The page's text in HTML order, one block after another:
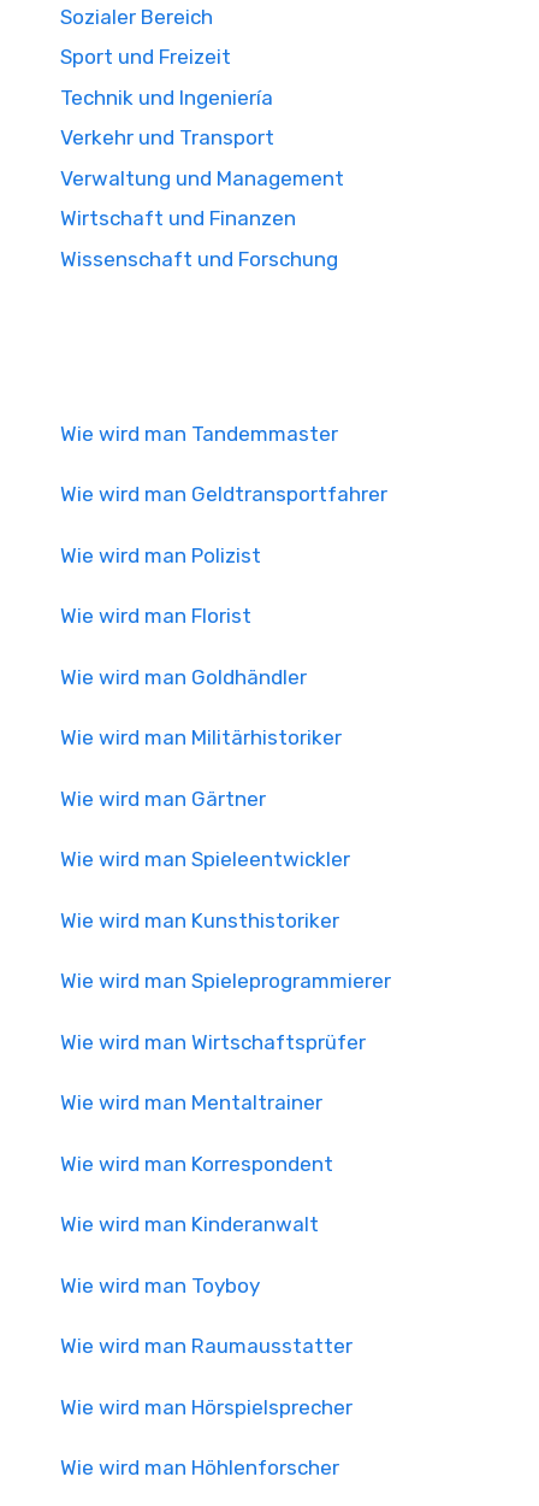
Sozialer Bereich
Sport und Freizeit
Technik und Ingeniería
Verkehr und Transport
Verwaltung und Management
Wirtschaft und Finanzen
Wissenschaft und Forschung
Wie wird man Tandemmaster
Wie wird man Geldtransportfahrer
Wie wird man Polizist
Wie wird man Florist
Wie wird man Goldhändler
Wie wird man Militärhistoriker
Wie wird man Gärtner
Wie wird man Spieleentwickler
Wie wird man Kunsthistoriker
Wie wird man Spieleprogrammierer
Wie wird man Wirtschaftsprüfer
Wie wird man Mentaltrainer
Wie wird man Korrespondent
Wie wird man Kinderanwalt
Wie wird man Toyboy
Wie wird man Raumausstatter
Wie wird man Hörspielsprecher
Wie wird man Höhlenforscher